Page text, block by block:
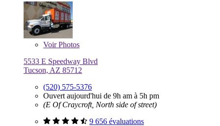
VoirPhotos
5533 E Speedway Blvd
Tucson, AZ 85712
(520) 575-5376
Ouvert aujourd'hui de 9h am à 5h pm
(E Of Craycroft, North side of street)
9 656 évaluations